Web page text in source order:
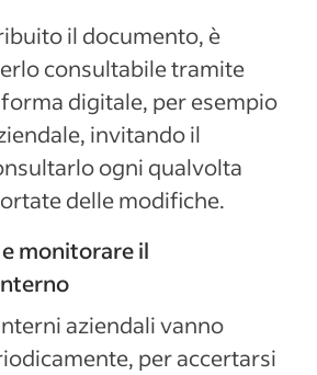
il documento, è
consultabile tramite
digitale, per esempio
invitando il
ogni qualvolta
delle modifiche.
monitorare il
aziendali vanno
per accertarsi